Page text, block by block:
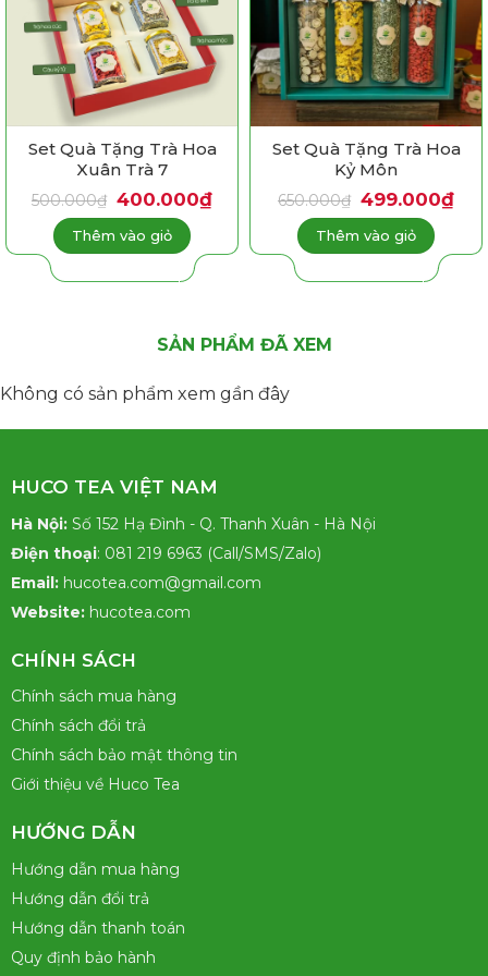
Set Quà Tặng Trà Hoa
Xuân Trà 7
500.000₫ Giá
là:
500.000₫.
400.000₫Giá
400.000₫.
Thêm vào giỏ
Set Quà Tặng Trà Hoa
Kỷ Môn
650.000₫ Giá
là:
650.000₫.
499.000₫Giá
Thêm vào giỏ
SẢN PHẨM ĐÃ XEM
Không có sản phẩm xem gần đây
HUCO TEA VIỆT NAM
Hà Nội:Số 152 Hạ Đình - Q. Thanh Xuân - Hà Nội
Điện thoại: 081 219 6963 (Call/SMS/Zalo)
Email:hucotea.com@gmail.com
Website:hucotea.com
CHÍNH SÁCH
Chính sách mua hàng
Chính sách đổi trả
Chính sách bảo mật thông tin
Giới thiệu về Huco Tea
HƯỚNG DẪN
Hướng dẫn mua hàng
Hướng dẫn đổi trả
Hướng dẫn thanh toán
Quy định bảo hành